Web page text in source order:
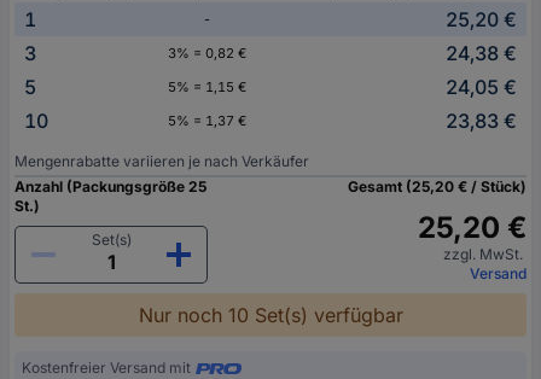
1 -
25,20 €
3
3% = 0,82 €
24,38 €
5
5% = 1,15 €
24,05 €
10
5% = 1,37 € 23,83 €
Mengenrabatte variieren je nach Verkäufer
Anzahl (Packungsgröße 25
St.)
Set(s)
Gesamt (25,20 € / Stück)
25,20 €
zzgl. MwSt.
Versand
Nur noch 10 Set(s) verfügbar
Kostenfreier Versand mit